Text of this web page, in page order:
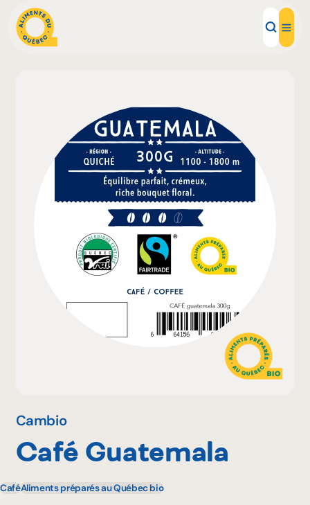
Aliments d'ici
Recettes
Inspirations d'ici
Restaurants
Institutions
Cambio
Café Guatemala
CaféAliments préparés au Québec bio